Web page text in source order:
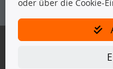
und/oder diese Handlungen
Bitte prüfen Sie, ob das über
Gegebenenfalls sind
oder über die Cookie-